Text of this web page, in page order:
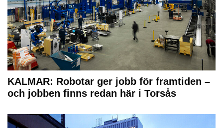
KALMAR: Robotar ger jobb för framtiden –
och jobben finns redan här i Torsås